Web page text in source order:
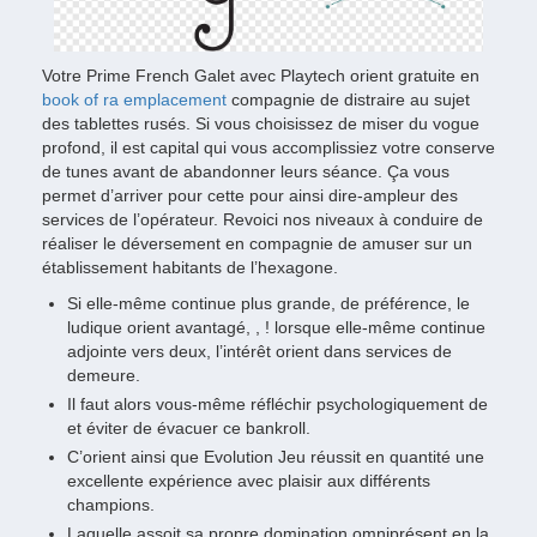
Votre Prime French Galet avec Playtech orient gratuite en
book of ra emplacement compagnie de distraire au sujet
des tablettes rusés. Si vous choisissez de miser du vogue
profond, il est capital qui vous accomplissiez votre conserve
de tunes avant de abandonner leurs séance. Ça vous
permet d’arriver pour cette pour ainsi dire-ampleur des
services de l’opérateur. Revoici nos niveaux à conduire de
réaliser le déversement en compagnie de amuser sur un
établissement habitants de l’hexagone.
Si elle-même continue plus grande, de préférence, le
ludique orient avantagé, , ! lorsque elle-même continue
adjointe vers deux, l’intérêt orient dans services de
demeure.
Il faut alors vous-même réfléchir psychologiquement de
et éviter de évacuer ce bankroll.
C’orient ainsi que Evolution Jeu réussit en quantité une
excellente expérience avec plaisir aux différents
champions.